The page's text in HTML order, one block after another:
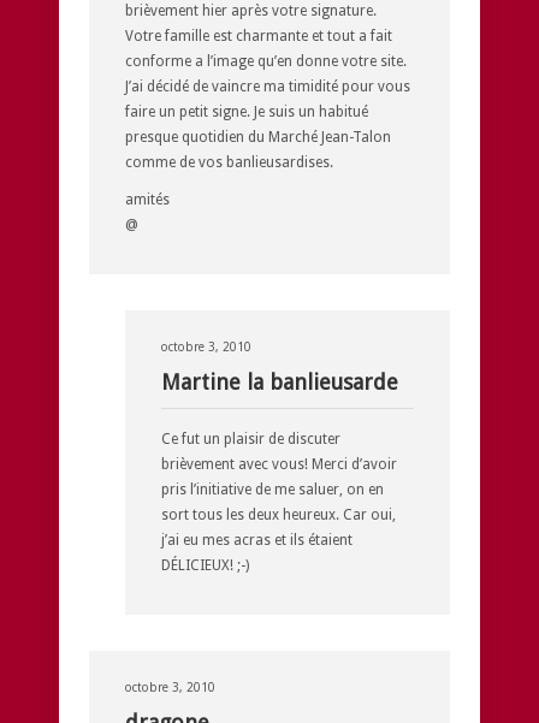
brièvement hier après votre signature.
Votre famille est charmante et tout a fait
conforme a l’image qu’en donne votre site.
J’ai décidé de vaincre ma timidité pour vous
faire un petit signe. Je suis un habitué
presque quotidien du Marché Jean-Talon
comme de vos banlieusardises.
amités
@
octobre 3, 2010
Martine la banlieusarde
Ce fut un plaisir de discuter
brièvement avec vous! Merci d’avoir
pris l’initiative de me saluer, on en
sort tous les deux heureux. Car oui,
j’ai eu mes acras et ils étaient
DÉLICIEUX! ;-)
octobre 3, 2010